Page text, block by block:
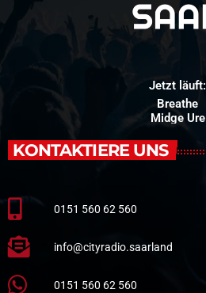
Jetzt läuft:
Breathe
Midge Ure
KONTAKTIERE UNS
0151 560 62 560
info@cityradio.saarland
0151 560 62 560